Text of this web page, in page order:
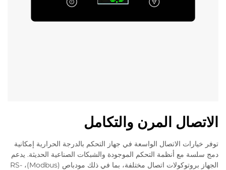
الاتصال المرن والتكامل
توفر خيارات الاتصال الواسعة في جهاز التحكم بالدرجة الحرارية إمكانية
دمج سلسة مع أنظمة التحكم الموجودة والشبكات الصناعية الحديثة. يدعم
الجهاز بروتوكولات اتصال مختلفة، بما في ذلك مودباص (Modbus)، RS-